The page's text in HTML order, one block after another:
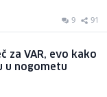
9 91
za VAR, evo kako
u nogometu